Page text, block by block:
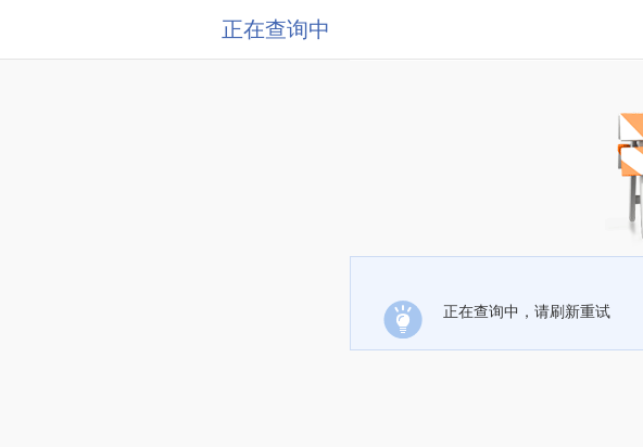
正在查询中
正在查询中，请刷新重试